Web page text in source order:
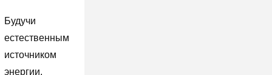
Будучи
естественным
источником
энергии,